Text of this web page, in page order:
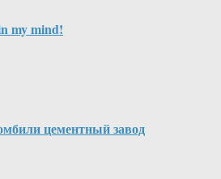
my mind!
цементный завод